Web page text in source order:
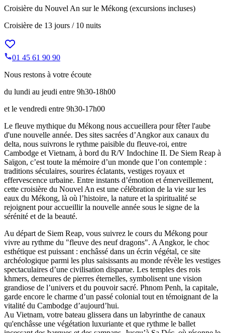
Croisière du Nouvel An sur le Mékong (excursions incluses)
Croisière de 13 jours / 10 nuits
01 45 61 90 90
Nous restons à votre écoute
du lundi au jeudi entre 9h30-18h00
et le vendredi entre 9h30-17h00
Le fleuve mythique du Mékong nous accueillera pour fêter l'aube
d'une nouvelle année. Des sites sacrées d’Angkor aux canaux du
delta, nous suivrons le rythme paisible du fleuve-roi, entre
Cambodge et Vietnam, à bord du R/V Indochine II. De Siem Reap à
Saïgon, c’est toute la mémoire d’un monde que l’on contemple :
traditions séculaires, sourires éclatants, vestiges royaux et
effervescence urbaine. Entre instants d’émotion et émerveillement,
cette croisière du Nouvel An est une célébration de la vie sur les
eaux du Mékong, là où l’histoire, la nature et la spiritualité se
rejoignent pour accueillir la nouvelle année sous le signe de la
sérénité et de la beauté.
Au départ de Siem Reap, vous suivrez le cours du Mékong pour
vivre au rythme du "fleuve des neuf dragons". A Angkor, le choc
esthétique est puissant : enchâssé dans un écrin végétal, ce site
archéologique parmi les plus saisissants au monde révèle les vestiges
spectaculaires d’une civilisation disparue. Les temples des rois
khmers, demeures de pierres éternelles, symbolisent une vision
grandiose de l’univers et du pouvoir sacré. Phnom Penh, la capitale,
garde encore le charme d’un passé colonial tout en témoignant de la
vitalité du Cambodge d’aujourd’hui.
Au Vietnam, votre bateau glissera dans un labyrinthe de canaux
qu'enchâsse une végétation luxuriante et que rythme le ballet